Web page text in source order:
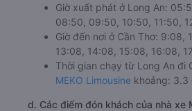
Giờ xuất phát ở Long An:
08:50, 09:50, 10:50, 11:50,
Giờ đến nơi ở Cần Thơ: 9:08,
13:08, 14:08, 15:08, 16:08,
Thời gian chạy từ Long An đi
MEKO Limousine khoảng: 3.3
d. Các điểm đón khách của nhà xe